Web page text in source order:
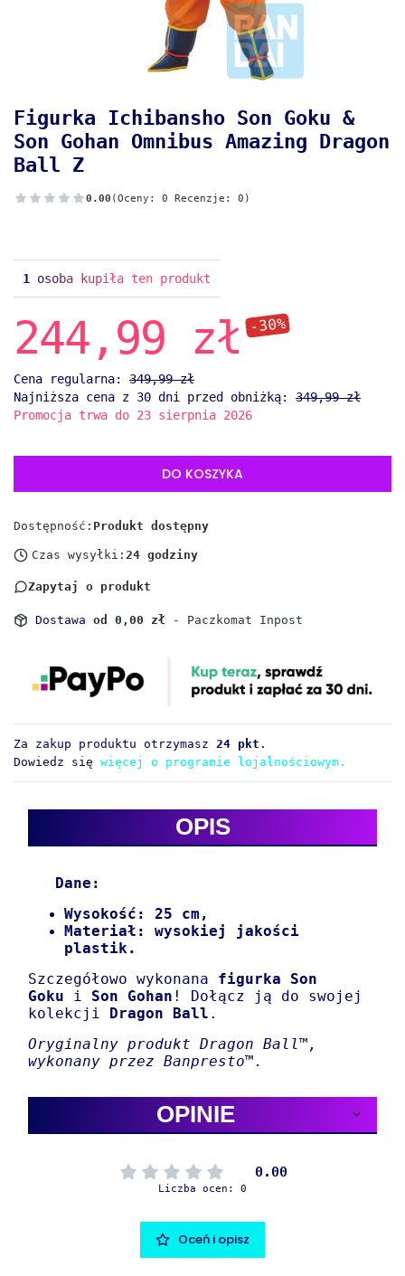
Figurka Ichibansho Son Goku &
Son Gohan Omnibus Amazing Dragon
Ball Z
0.00 (Oceny: 0 Recenzje: 0)
1 osoba kupiła ten produkt
244,99 zł -30%
Cena regularna:
349,99 zł
Najniższa cena z 30 dni przed obniżką:
349,99 zł
Promocja trwa do 23 sierpnia 2026
DO KOSZYKA
Dostępność: Produkt dostępny
Czas wysyłki: 24 godziny
Zapytaj o produkt
Dostawa od 0,00 zł - Paczkomat Inpost
Za zakup produktu otrzymasz 24 pkt .
Dowiedz się więcej o programie lojalnościowym.
OPIS
Dane:
Wysokość: 25 cm,
Materiał: wysokiej jakości
plastik.
Szczegółowo wykonana figurka Son
Goku
i Son Gohan ! Dołącz ją do swojej
kolekcji Dragon Ball .
Oryginalny produkt Dragon Ball™,
wykonany przez Banpresto™.
OPINIE
0.00
Liczba ocen: 0
Oceń i opisz